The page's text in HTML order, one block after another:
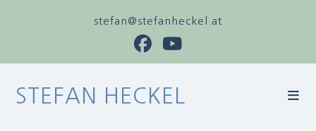
stefan@stefanheckel.at
STEFAN HECKEL